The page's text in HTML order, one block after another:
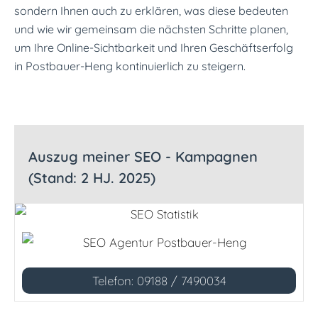
sondern Ihnen auch zu erklären, was diese bedeuten
und wie wir gemeinsam die nächsten Schritte planen,
um Ihre Online-Sichtbarkeit und Ihren Geschäftserfolg
in Postbauer-Heng kontinuierlich zu steigern.
Auszug meiner SEO - Kampagnen
(Stand: 2 HJ. 2025)
Telefon: 09188 / 7490034